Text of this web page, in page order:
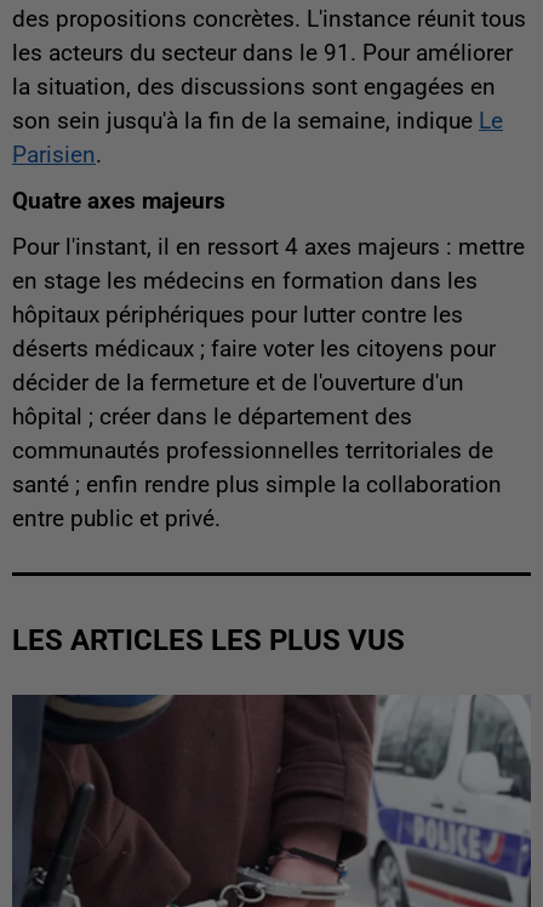
des propositions concrètes. L'instance réunit tous
les acteurs du secteur dans le 91. Pour améliorer
la situation, des discussions sont engagées en
son sein jusqu'à la fin de la semaine, indique Le
Parisien.
Quatre axes majeurs
Pour l'instant, il en ressort 4 axes majeurs : mettre
en stage les médecins en formation dans les
hôpitaux périphériques pour lutter contre les
déserts médicaux ; faire voter les citoyens pour
décider de la fermeture et de l'ouverture d'un
hôpital ; créer dans le département des
communautés professionnelles territoriales de
santé ; enfin rendre plus simple la collaboration
entre public et privé.
LES ARTICLES LES PLUS VUS